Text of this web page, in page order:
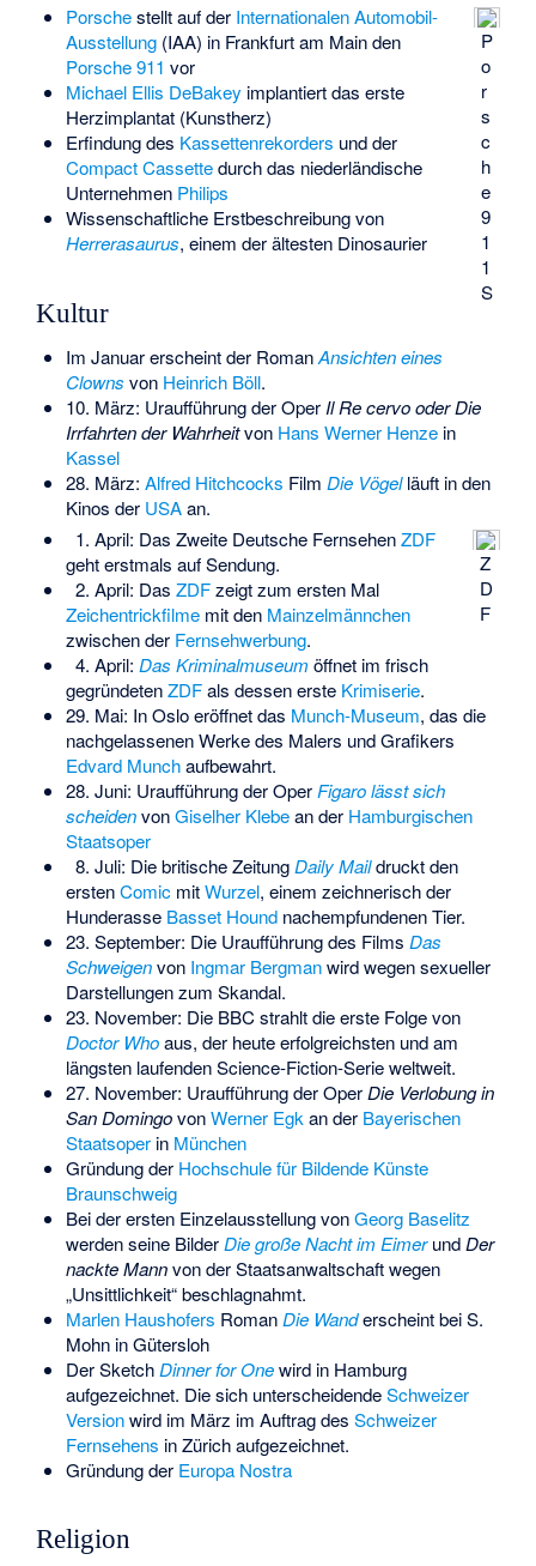
P
o
r
s
c
h
e
9
1
1
S
Porschestellt auf der Internationalen Automobil-
Ausstellung(IAA) in Frankfurt am Main den
Porsche 911 vor
Michael Ellis DeBakey implantiert das erste
Herzimplantat(Kunstherz)
Erfindung des Kassettenrekorders und der
Compact Cassettedurch das niederländische
Unternehmen Philips
Wissenschaftliche Erstbeschreibung von
Herrerasaurus, einem der ältesten Dinosaurier
Kultur
Im Januar erscheint der RomanAnsichten eines
Clowns von Heinrich Böll.
10. März: Uraufführung der Oper Il Re cervo oder Die
Irrfahrten der Wahrheitvon Hans Werner Henzein
Kassel
28. März: Alfred Hitchcocks Film Die Vögelläuft in den
Kinos der USAan.
Z
D
F
1. April: Das Zweite Deutsche FernsehenZDF
geht erstmals auf Sendung.
2. April: Das ZDFzeigt zum ersten Mal
Zeichentrickfilmemit den Mainzelmännchen
zwischen der Fernsehwerbung.
4. April: Das Kriminalmuseum öffnet im frisch
gegründetenZDFals dessen erste Krimiserie.
29. Mai: In Oslo eröffnet das Munch-Museum, das die
nachgelassenen Werke des Malers und Grafikers
Edvard Munchaufbewahrt.
28. Juni: Uraufführung der Oper Figaro lässt sich
scheidenvonGiselher Klebean der Hamburgischen
Staatsoper
8. Juli: Die britische ZeitungDaily Maildruckt den
erstenComicmitWurzel, einem zeichnerisch der
Hunderasse Basset Houndnachempfundenen Tier.
23. September: Die Uraufführung des Films Das
Schweigenvon Ingmar Bergmanwird wegen sexueller
Darstellungen zum Skandal.
23. November: Die BBC strahlt die erste Folge von
Doctor Whoaus, der heute erfolgreichsten und am
längsten laufenden Science-Fiction-Serie weltweit.
27. November: Uraufführung der OperDie Verlobung in
San DomingovonWerner Egk an der Bayerischen
Staatsoperin München
Gründung der Hochschule für Bildende Künste
Braunschweig
Bei der ersten Einzelausstellung vonGeorg Baselitz
werden seine BilderDie große Nacht im EimerundDer
nackte Mannvon der Staatsanwaltschaft wegen
„Unsittlichkeit“ beschlagnahmt.
Marlen Haushofers RomanDie Wanderscheint bei S.
Mohn in Gütersloh
Der SketchDinner for Onewird in Hamburg
aufgezeichnet. Die sich unterscheidendeSchweizer
Versionwird im März im Auftrag des Schweizer
Fernsehens in Zürich aufgezeichnet.
Gründung der Europa Nostra
Religion